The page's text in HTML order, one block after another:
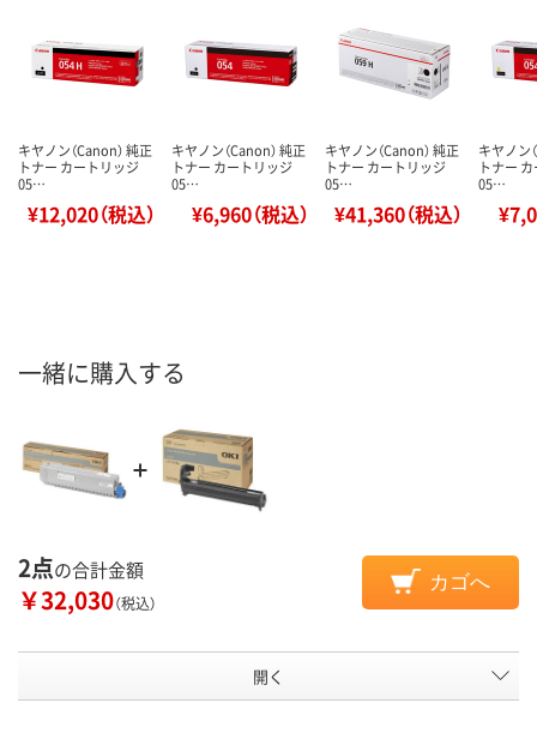
キヤノン（Canon） 純正
トナー カートリッジ
05…
¥12,020（税込）
キヤノン（Canon） 純正
トナー カートリッジ
05…
¥6,960（税込）
キヤノン（Canon） 純正
トナー カートリッジ
05…
¥41,360（税込）
キヤノン
トナー
05…
一緒に購入する
2点の合計金額
￥32,030（税込）
カゴへ
開く